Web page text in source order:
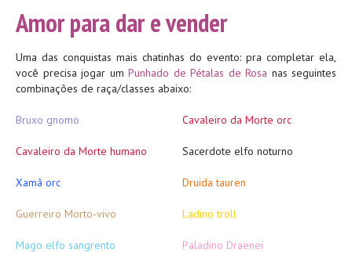
Amor para dar e vender
Uma das conquistas mais chatinhas do evento: pra completar ela,
você precisa jogar um Punhado de Pétalas de Rosa nas seguintes
combinações de raça/classes abaixo:
Bruxo gnomo
Cavaleiro da Morte humano
Xamã orc
Guerreiro Morto-vivo
Mago elfo sangrento
Cavaleiro da Morte orc
Sacerdote elfo noturno
Druida tauren
Ladino troll
Paladino Draenei